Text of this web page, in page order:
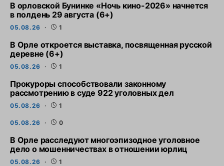
В орловской Бунинке «Ночь кино-2026» начнется
в полдень 29 августа (6+)
05.08.26 1
В Орле откроется выставка, посвященная русской
деревне (6+)
05.08.26 1
Прокуроры способствовали законному
рассмотрению в суде 922 уголовных дел
05.08.26 1
05.08.26 0
В Орле расследуют многоэпизодное уголовное
дело о мошенничествах в отношении юрлиц
05.08.26 1